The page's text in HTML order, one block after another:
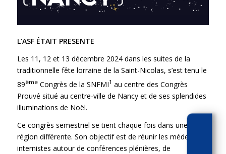
L’ASF ÉTAIT PRESENTE
Les 11, 12 et 13 décembre 2024 dans les suites de la
traditionnelle fête lorraine de la Saint-Nicolas, s’est tenu le
89èmeCongrès de la SNFMI1 au centre des Congrès
Prouvé situé au centre-ville de Nancy et de ses splendides
illuminations de Noël.
Ce congrès semestriel se tient chaque fois dans une
région différente. Son objectif est de réunir les médecins
internistes autour de conférences plénières, de